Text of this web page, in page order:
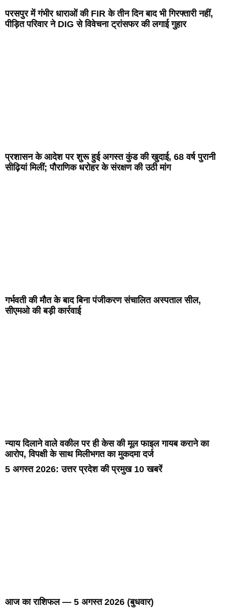
परसपुर में गंभीर धाराओं की FIR के तीन दिन बाद भी गिरफ्तारी नहीं,
पीड़ित परिवार ने DIG से विवेचना ट्रांसफर की लगाई गुहार
प्रशासन के आदेश पर शुरू हुई अगस्त कुंड की खुदाई, 68 वर्ष पुरानी
सीढ़ियां मिलीं; पौराणिक धरोहर के संरक्षण की उठी मांग
गर्भवती की मौत के बाद बिना पंजीकरण संचालित अस्पताल सील,
सीएमओ की बड़ी कार्रवाई
न्याय दिलाने वाले वकील पर ही केस की मूल फाइल गायब कराने का
आरोप, विपक्षी के साथ मिलीभगत का मुकदमा दर्ज
5 अगस्त 2026: उत्तर प्रदेश की प्रमुख 10 खबरें
आज का राशिफल — 5 अगस्त 2026 (बुधवार)